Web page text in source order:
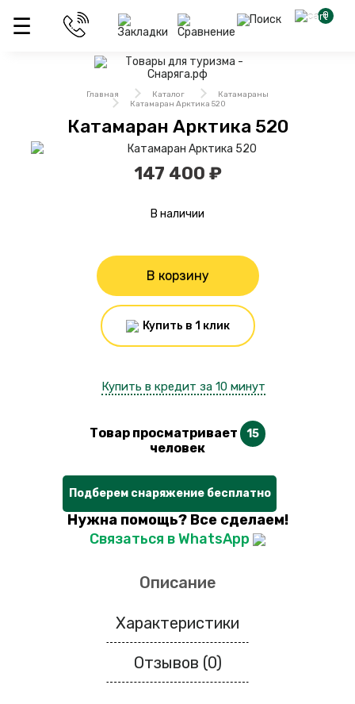
0
Главная Каталог
Катамараны
Катамаран Арктика 520
Катамаран Арктика 520
147 400 ₽
В наличии
В корзину
Купить в 1 клик
Купить в кредит за 10 минут
Товар просматривает 15
человек
Подберем снаряжение бесплатно
Нужна помощь? Все сделаем!
Связаться в WhatsApp
Описание
Характеристики
Отзывов (0)